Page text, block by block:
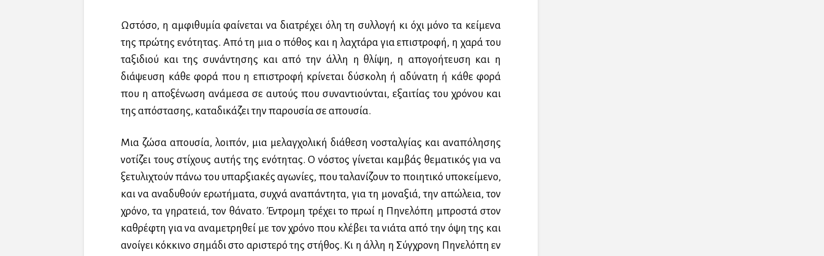
Ωστόσο, η αμφιθυμία φαίνεται να διατρέχει όλη τη συλλογή κι όχι μόνο τα κείμενα
της πρώτης ενότητας. Από τη μια ο πόθος και η λαχτάρα για επιστροφή, η χαρά του
ταξιδιού και της συνάντησης και από την άλλη η θλίψη, η απογοήτευση και η
διάψευση κάθε φορά που η επιστροφή κρίνεται δύσκολη ή αδύνατη ή κάθε φορά
που η αποξένωση ανάμεσα σε αυτούς που συναντιούνται, εξαιτίας του χρόνου και
της απόστασης, καταδικάζει την παρουσία σε απουσία.
Μια ζώσα απουσία, λοιπόν, μια μελαγχολική διάθεση νοσταλγίας και αναπόλησης
νοτίζει τους στίχους αυτής της ενότητας. Ο νόστος γίνεται καμβάς θεματικός για να
ξετυλιχτούν πάνω του υπαρξιακές αγωνίες, που ταλανίζουν το ποιητικό υποκείμενο,
και να αναδυθούν ερωτήματα, συχνά αναπάντητα, για τη μοναξιά, την απώλεια, τον
χρόνο, τα γηρατειά, τον θάνατο. Έντρομη τρέχει το πρωί η Πηνελόπη μπροστά στον
καθρέφτη για να αναμετρηθεί με τον χρόνο που κλέβει τα νιάτα από την όψη της και
ανοίγει κόκκινο σημάδι στο αριστερό της στήθος. Κι η άλλη η Σύγχρονη Πηνελόπη εν